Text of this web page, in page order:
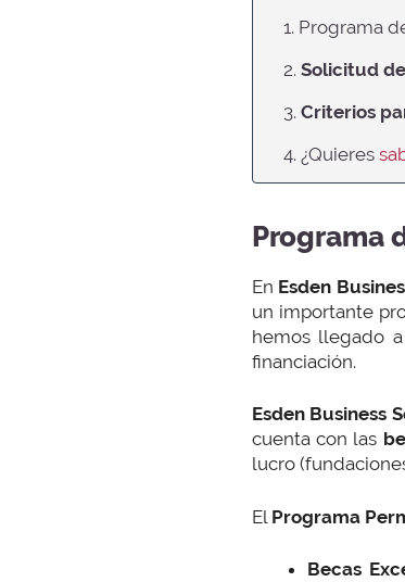
1. Programa
2. Solicitud
3. Criterios
4. ¿Quieres
Programa
En Esden
un importante
hemos llegado
financiación.
Esden Business
cuenta con las
lucro
El Programa
Becas